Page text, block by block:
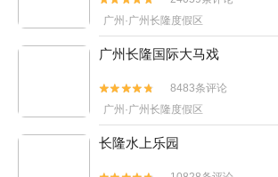
广州·广州长隆度假区
广州长隆国际大马戏


8483条评论
广州·广州长隆度假区
长隆水上乐园